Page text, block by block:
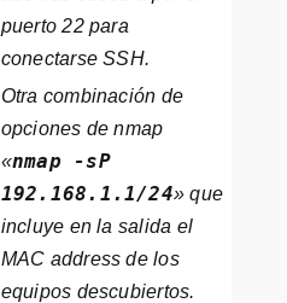
puerto 22 para
conectarse SSH.
Otra combinación de
opciones de nmap
«nmap -sP
192.168.1.1/24» que
incluye en la salida el
MAC address de los
equipos descubiertos.